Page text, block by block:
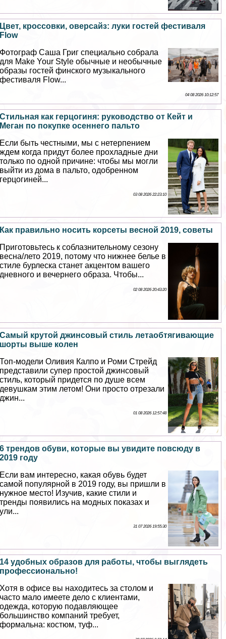
Цвет, кроссовки, оверсайз: луки гостей фестиваля
Flow
Фотограф Саша Григ специально собрала
для Make Your Style обычные и необычные
образы гостей финского музыкального
фестиваля Flow...
04 08 2026 10:12:57
Стильная как герцогиня: руководство от Кейт и
Меган по покупке осеннего пальто
Если быть честными, мы с нетерпением
ждем когда придут более прохладные дни
только по одной причине: чтобы мы могли
выйти из дома в пальто, одобренном
герцогиней...
03 08 2026 22:23:10
Как правильно носить корсеты весной 2019, советы
Приготовьтесь к coблaзнительному сезону
весна/лето 2019, потому что нижнее белье в
стиле бурлеска станет акцентом вашего
дневного и вечернего образа. Чтобы...
02 08 2026 20:43:20
Самый крутой джинсовый стиль летаобтягивающие
шорты выше колен
Топ-модели Оливия Калпо и Роми Стрейд
представили супер простой джинсовый
стиль, который придется по душе всем
дeвyшкам этим летом! Они просто отрезали
джин...
01 08 2026 12:57:48
6 трендов обуви, которые вы увидите повсюду в
2019 году
Если вам интересно, какая обувь будет
самой популярной в 2019 году, вы пришли в
нужное место! Изучив, какие стили и
тренды появились на модных показах и
ули...
31 07 2026 19:55:30
14 удобных образов для работы, чтобы выглядеть
профессионально!
Хотя в офисе вы находитесь за столом и
часто мало имеете дело с клиентами,
одежда, которую подавляющее
большинство компаний требует,
формальна: костюм, туф...